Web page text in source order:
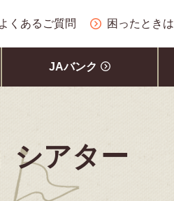
よくあるご質問 困ったときは
JAバンク
シアター